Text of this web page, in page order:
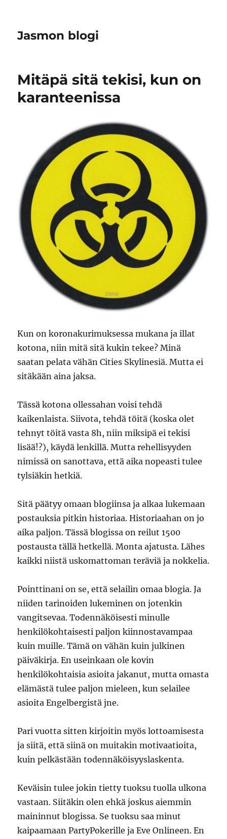
Jasmon blogi
Mitäpä sitä tekisi, kun on
karanteenissa
Kun on koronakurimuksessa mukana ja illat
kotona, niin mitä sitä kukin tekee? Minä
saatan pelata vähän Cities Skylinesiä. Mutta ei
sitäkään aina jaksa.
Tässä kotona ollessahan voisi tehdä
kaikenlaista. Siivota, tehdä töitä (koska olet
tehnyt töitä vasta 8h, niin miksipä ei tekisi
lisää!?), käydä lenkillä. Mutta rehellisyyden
nimissä on sanottava, että aika nopeasti tulee
tylsiäkin hetkiä.
Sitä päätyy omaan blogiinsa ja alkaa lukemaan
postauksia pitkin historiaa. Historiaahan on jo
aika paljon. Tässä blogissa on reilut 1500
postausta tällä hetkellä. Monta ajatusta. Lähes
kaikki niistä uskomattoman teräviä ja nokkelia.
Pointtinani on se, että selailin omaa blogia. Ja
niiden tarinoiden lukeminen on jotenkin
vangitsevaa. Todennäköisesti minulle
henkilökohtaisesti paljon kiinnostavampaa
kuin muille. Tämä on vähän kuin julkinen
päiväkirja. En useinkaan ole kovin
henkilökohtaisia asioita jakanut, mutta omasta
elämästä tulee paljon mieleen, kun selailee
asioita Engelbergistä jne.
Pari vuotta sitten kirjoitin myös lottoamisesta
ja siitä, että siinä on muitakin motivaatioita,
kuin pelkästään todennäköisyyslaskenta.
Keväisin tulee jokin tietty tuoksu tuolla ulkona
vastaan. Siitäkin olen ehkä joskus aiemmin
maininnut blogissa. Se tuoksu saa minut
kaipaamaan PartyPokerille ja Eve Onlineen. En